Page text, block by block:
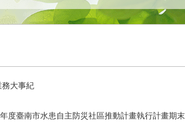
大事紀
度臺南市水患自主防災社區推動計畫執行計畫期末